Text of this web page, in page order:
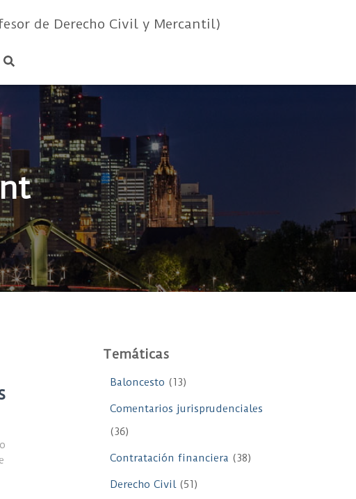
de Derecho Civil y Mercantil)
Temáticas
Baloncesto (13)
Comentarios jurisprudenciales
(36)
Contratación financiera (38)
Derecho Civil(51)